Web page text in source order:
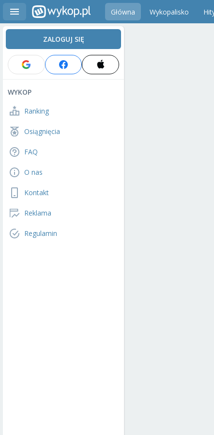
Główna Wykopalisko
ZALOGUJ SIĘ
WYKOP
Ranking
Osiągnięcia
FAQ
O nas
Kontakt
Reklama
Regulamin